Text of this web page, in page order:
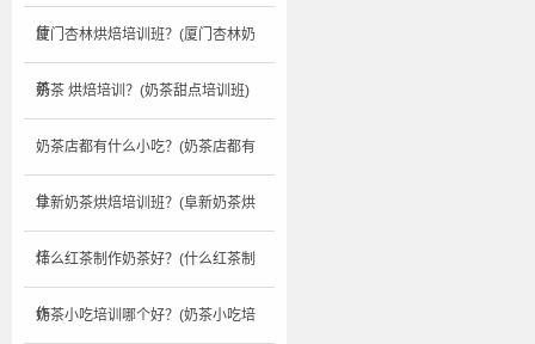
什
厦门杏林烘焙培训班？(厦门杏林奶
茶
奶茶 烘焙培训？(奶茶甜点培训班)
奶茶店都有什么小吃？(奶茶店都有
什
阜新奶茶烘焙培训班？(阜新奶茶烘
焙
什么红茶制作奶茶好？(什么红茶制
作
奶茶小吃培训哪个好？(奶茶小吃培